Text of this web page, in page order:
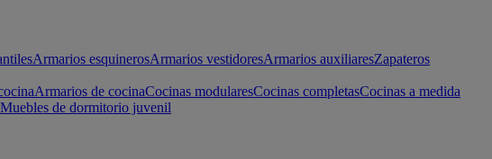
Armarios esquinerosArmarios vestidoresArmarios auxiliaresZapateros
Armarios de cocinaCocinas modularesCocinas completasCocinas a medida
Muebles de dormitorio juvenil